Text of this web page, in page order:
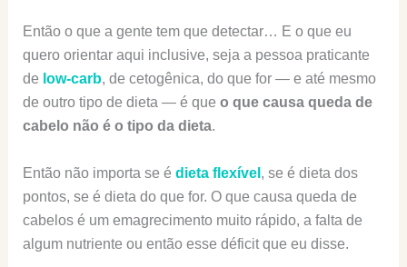
Então o que a gente tem que detectar… E o que eu
quero orientar aqui inclusive, seja a pessoa praticante
de low-carb, de cetogênica, do que for — e até mesmo
de outro tipo de dieta — é que o que causa queda de
cabelo não é o tipo da dieta.
Então não importa se é dieta flexível , se é dieta dos
pontos, se é dieta do que for. O que causa queda de
cabelos é um emagrecimento muito rápido, a falta de
algum nutriente ou então esse déficit que eu disse.